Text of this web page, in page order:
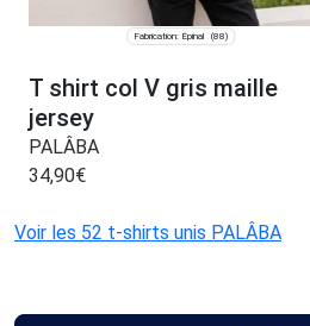
Fabrication: Épinal (88)
T shirt col V gris maille
jersey
PALÂBA
34,90€
Voir les 52 t-shirts unis PALÂBA